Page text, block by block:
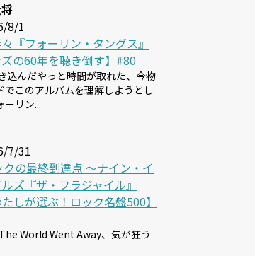
8/1
『フォーリン・タングス』
ズの60年を聴き倒す】#80
込んだやっと時間が取れた、今物
でこのアルバムを理解しようとし
ーリン...
7/31
の最終到達点 〜ナイン・イ
ズ『ザ・フラジャイル』
しが選ぶ！ロック名盤500】
World Went Away、気が狂う